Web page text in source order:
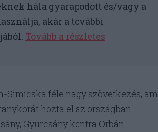
hála gyarapodott és/vagy a
akár a további
Tovább a részletes
Simicska féle nagy szövetkezés,
hozta el az országban.
Gyurcsány kontra Orbán –